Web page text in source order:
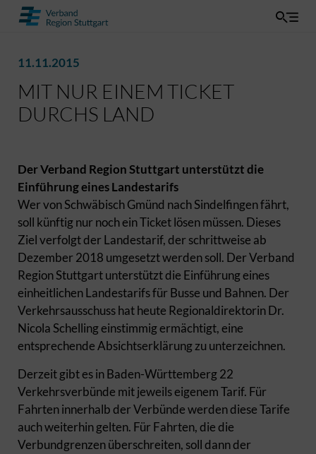
11.11.2015
MIT NUR EINEM TICKET
DURCHS LAND
Der Verband Region Stuttgart unterstützt die
Einführung eines Landestarifs
Wer von Schwäbisch Gmünd nach Sindelfingen fährt,
soll künftig nur noch ein Ticket lösen müssen. Dieses
Ziel verfolgt der Landestarif, der schrittweise ab
Dezember 2018 umgesetzt werden soll. Der Verband
Region Stuttgart unterstützt die Einführung eines
einheitlichen Landestarifs für Busse und Bahnen. Der
Verkehrsausschuss hat heute Regionaldirektorin Dr.
Nicola Schelling einstimmig ermächtigt, eine
entsprechende Absichtserklärung zu unterzeichnen.
Derzeit gibt es in Baden-Württemberg 22
Verkehrsverbünde mit jeweils eigenem Tarif. Für
Fahrten innerhalb der Verbünde werden diese Tarife
auch weiterhin gelten. Für Fahrten, die die
Verbundgrenzen überschreiten, soll dann der